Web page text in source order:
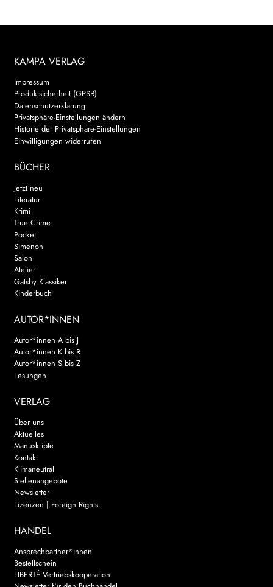
KAMPA VERLAG
Impressum
Produktsicherheit (GPSR)
Datenschutzerklärung
Privatsphäre-Einstellungen ändern
Historie der Privatsphäre-Einstellungen
Einwilligungen widerrufen
BÜCHER
Jetzt neu
Literatur
Krimi
True Crime
Pocket
Simenon
Salon
Atelier
Gatsby Klassiker
Kinderbuch
AUTOR*INNEN
Autor*innen A bis J
Autor*innen K bis R
Autor*innen S bis Z
Lesungen
VERLAG
Über uns
Aktuelles
Manuskripte
Kontakt
Klimaneutral
Stellenangebote
Newsletter
Lizenzen | Foreign Rights
HANDEL
Ansprechpartner*innen
Bestellschein
LIBERTÉ Vertriebskooperation